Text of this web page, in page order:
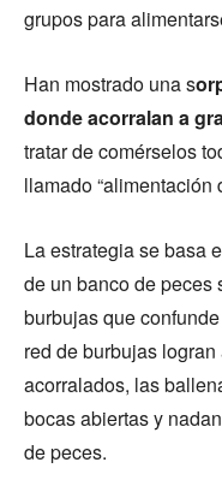
grupos para
Han mostrado una s
donde acorralan a
tratar de comérselos
llamado “alimentación
La estrategia se basa
de un banco de peces
burbujas que
red de burbujas
acorralados, las
bocas abiertas y
de peces.